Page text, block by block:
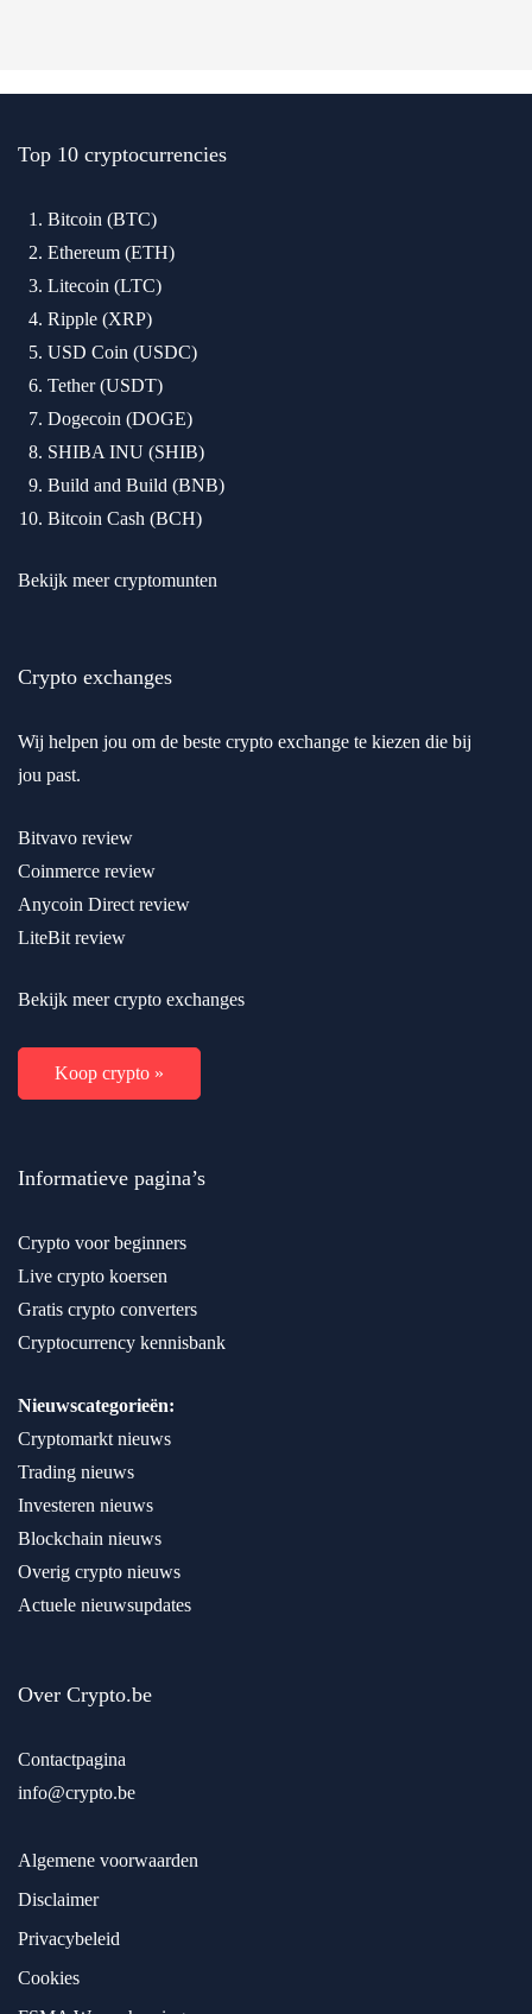
Top 10 cryptocurrencies
Bitcoin (BTC)
Ethereum (ETH)
Litecoin (LTC)
Ripple (XRP)
USD Coin (USDC)
Tether (USDT)
Dogecoin (DOGE)
SHIBA INU (SHIB)
Build and Build (BNB)
Bitcoin Cash (BCH)
Bekijk meer cryptomunten
Crypto exchanges
Wij helpen jou om de beste crypto exchange te kiezen die bij
jou past.
Bitvavo review
Coinmerce review
Anycoin Direct review
LiteBit review
Bekijk meer crypto exchanges
Koop crypto »
Informatieve pagina’s
Crypto voor beginners
Live crypto koersen
Gratis crypto converters
Cryptocurrency kennisbank
Nieuwscategorieën:
Cryptomarkt nieuws
Trading nieuws
Investeren nieuws
Blockchain nieuws
Overig crypto nieuws
Actuele nieuwsupdates
Over Crypto.be
Contactpagina
info@crypto.be
Algemene voorwaarden
Disclaimer
Privacybeleid
Cookies